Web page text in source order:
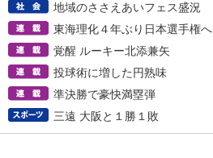
地域のささえあいフェス盛況
東海理化４年ぶり日本選手権へ
覚醒 ルーキー北添兼矢
投球術に増した円熟味
準決勝で豪快満塁弾
三遠 大阪と１勝１敗